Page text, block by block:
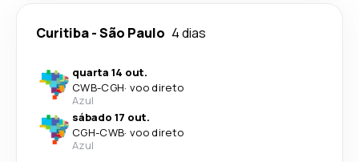
Curitiba-São Paulo 4 dias
quarta 14 out.
CWB-CGH· voo direto
Azul
sábado 17 out.
CGH-CWB· voo direto
Azul